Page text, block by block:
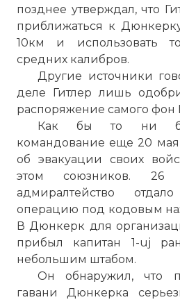
позднее утверждал, что
приближаться к
10км и использовать
средних калибров.
Другие источники
деле Гитлер лишь
распоряжение самого фон
Как бы то ни
командование еще 20
об эвакуации своих
этом союзников. 26
адмиралтейство
операцию под кодовым
В Дюнкерк для
прибыл капитан 1-uj
небольшим штабом.
Он обнаружил, что
гавани Дюнкерка